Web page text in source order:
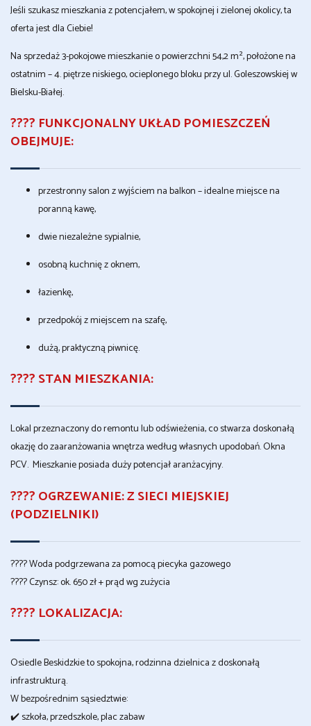
Jeśli szukasz mieszkania z potencjałem, w spokojnej i zielonej okolicy, ta
oferta jest dla Ciebie!
Na sprzedaż 3-pokojowe mieszkanie o powierzchni 54,2 m², położone na
ostatnim – 4. piętrze niskiego, ocieplonego bloku przy ul. Goleszowskiej w
Bielsku-Białej.
????️ FUNKCJONALNY UKŁAD POMIESZCZEŃ
OBEJMUJE:
przestronny salon z wyjściem na balkon – idealne miejsce na
poranną kawę,
dwie niezależne sypialnie,
osobną kuchnię z oknem,
łazienkę,
przedpokój z miejscem na szafę,
dużą, praktyczną piwnicę.
????️ STAN MIESZKANIA:
Lokal przeznaczony do remontu lub odświeżenia, co stwarza doskonałą
okazję do zaaranżowania wnętrza według własnych upodobań. Okna
PCV. Mieszkanie posiada duży potencjał aranżacyjny.
????️ OGRZEWANIE:Z SIECI MIEJSKIEJ
(PODZIELNIKI)
???? Woda podgrzewana za pomocą piecyka gazowego
???? Czynsz: ok. 650 zł + prąd wg zużycia
???? LOKALIZACJA:
Osiedle Beskidzkie to spokojna, rodzinna dzielnica z doskonałą
infrastrukturą.
W bezpośrednim sąsiedztwie:
✔️ szkoła, przedszkole, plac zabaw